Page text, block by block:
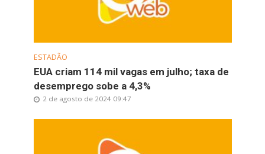
ESTADÃO
EUA criam 114 mil vagas em julho; taxa de
desemprego sobe a 4,3%
2 de agosto de 2024 09:47